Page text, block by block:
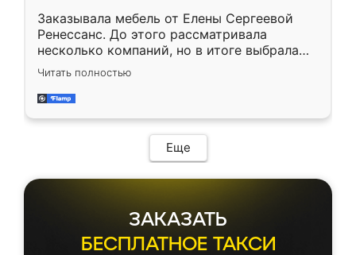
Заказывала мебель от Елены Сергеевой
Ренессанс. До этого рассматривала
несколько компаний, но в итоге выбрала
эту. Сначала обговорили условия, потом
приехал замерщик, всё спокойно объяснил
и снял размеры. Изготовили в срок, с
мебель сразу встала на свое место без
каких-либо доработок. Качеством осталась
довольна, все выглядит так, как и ожидала.
Читать полностью
Еще
ЗАКАЗАТЬ
БЕСПЛАТНОЕ ТАКСИ